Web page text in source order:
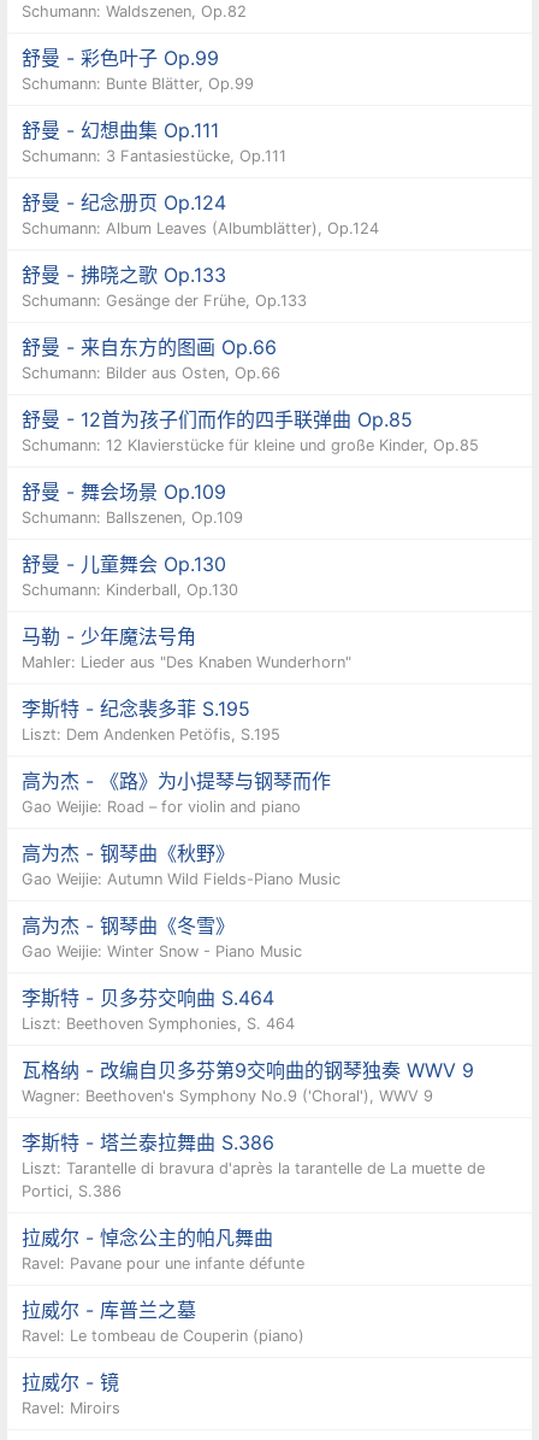
Schumann: Waldszenen, Op.82
舒曼 - 彩色叶子 Op.99
Schumann: Bunte Blätter, Op.99
舒曼 - 幻想曲集 Op.111
Schumann: 3 Fantasiestücke, Op.111
舒曼 - 纪念册页 Op.124
Schumann: Album Leaves (Albumblätter), Op.124
舒曼 - 拂晓之歌 Op.133
Schumann: Gesänge der Frühe, Op.133
舒曼 - 来自东方的图画 Op.66
Schumann: Bilder aus Osten, Op.66
舒曼 - 12首为孩子们而作的四手联弹曲 Op.85
Schumann: 12 Klavierstücke für kleine und große Kinder, Op.85
舒曼 - 舞会场景 Op.109
Schumann: Ballszenen, Op.109
舒曼 - 儿童舞会 Op.130
Schumann: Kinderball, Op.130
马勒 - 少年魔法号角
Mahler: Lieder aus "Des Knaben Wunderhorn"
李斯特 - 纪念裴多菲 S.195
Liszt: Dem Andenken Petöfis, S.195
高为杰 - 《路》为小提琴与钢琴而作
Gao Weijie: Road – for violin and piano
高为杰 - 钢琴曲《秋野》
Gao Weijie: Autumn Wild Fields-Piano Music
高为杰 - 钢琴曲《冬雪》
Gao Weijie: Winter Snow - Piano Music
李斯特 - 贝多芬交响曲 S.464
Liszt: Beethoven Symphonies, S. 464
瓦格纳 - 改编自贝多芬第9交响曲的钢琴独奏 WWV 9
Wagner: Beethoven's Symphony No.9 ('Choral'), WWV 9
李斯特 - 塔兰泰拉舞曲 S.386
Liszt: Tarantelle di bravura d'après la tarantelle de La muette de
Portici, S.386
拉威尔 - 悼念公主的帕凡舞曲
Ravel: Pavane pour une infante défunte
拉威尔 - 库普兰之墓
Ravel: Le tombeau de Couperin (piano)
拉威尔 - 镜
Ravel: Miroirs